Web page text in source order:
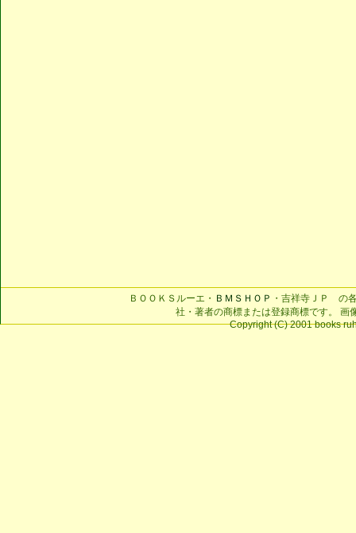
ＢＯＯＫＳルーエ・ ＢＭＳＨＯＰ ・吉祥寺ＪＰ の
社・著者の商標または登録商標です。 画
Copyright (C) 2001 books